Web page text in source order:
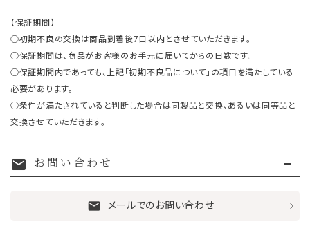
【保証期間】
○初期不良の交換は商品到着後7日以内とさせていただきます。
○保証期間は、商品がお客様のお手元に届いてからの日数です。
○保証期間内であっても、上記「初期不良品について」の項目を満たしている
必要があります。
○条件が満たされていると判断した場合は同製品と交換、あるいは同等品と
交換させていただきます。
mail お問い合わせ
mail メールでのお問い合わせ